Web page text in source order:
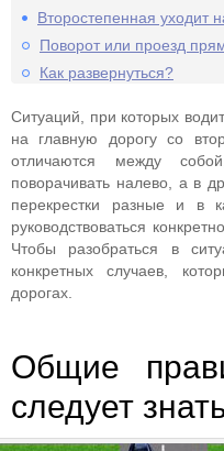
Второстепенная уходит
Поворот или проезд
Как развернуться?
Ситуаций, при которых
на главную дорогу со
отличаются между
поворачивать налево, а в
перекрестки разные и в
руководствоваться
Чтобы разобраться в
конкретных случаев,
дорогах.
Общие
следует